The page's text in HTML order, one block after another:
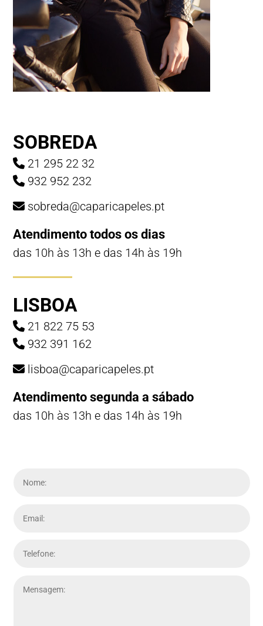
SOBREDA
21 295 22 32
932 952 232
sobreda@caparicapeles.pt
Atendimento todos os dias
das 10h às 13h e das 14h às 19h
LISBOA
21 822 75 53
932 391 162
lisboa@caparicapeles.pt
Atendimento segunda a sábado
das 10h às 13h e das 14h às 19h